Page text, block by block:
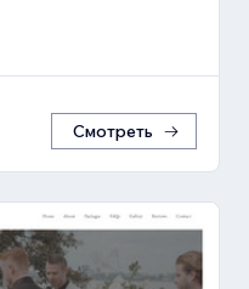
Смотреть